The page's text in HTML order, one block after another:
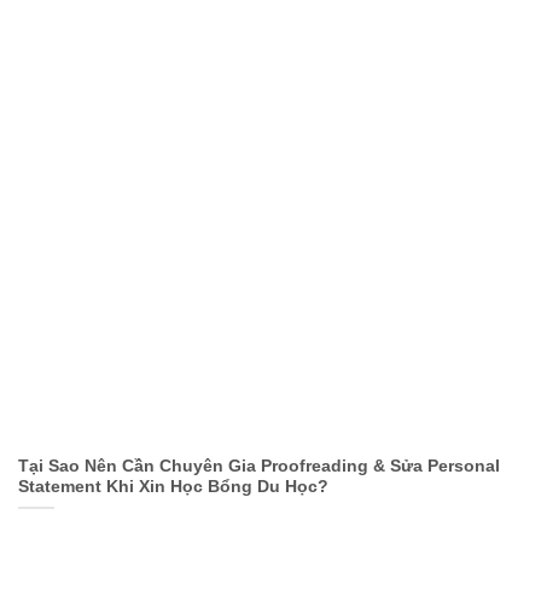
Tại Sao Nên Cần Chuyên Gia Proofreading & Sửa Personal
Statement Khi Xin Học Bổng Du Học?